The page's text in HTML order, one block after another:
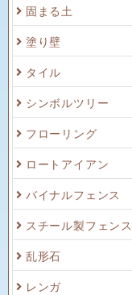
固まる土
塗り壁
タイル
シンボルツリー
フローリング
ロートアイアン
バイナルフェンス
スチール製フェンス
乱形石
レンガ